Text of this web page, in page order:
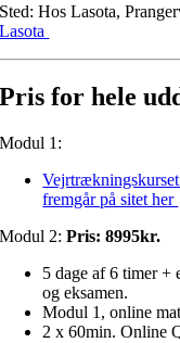
Sted: Hos Lasota,
Lasota
Pris for hele
Modul 1:
Vejrtrækningskurset
fremgår på sitet her
Modul 2:Pris: 8995kr.
5 dage af 6 timer +
og eksamen.
Modul 1, online
2 x 60min. Online